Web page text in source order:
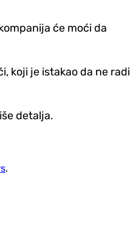
će moći da
koji je istakao da ne radi
detalja.
.